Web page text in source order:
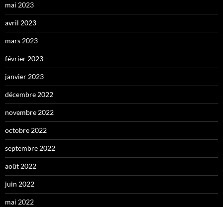
mai 2023
avril 2023
mars 2023
février 2023
janvier 2023
décembre 2022
novembre 2022
octobre 2022
septembre 2022
août 2022
juin 2022
mai 2022